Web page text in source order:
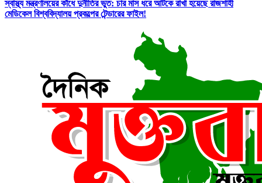
স্বাস্থ্য মন্ত্রণালয়ের কাঁধে দুর্নীতির ভুত: চার মাস ধরে আটকে রাখা হয়েছে রাজশাহী
মেডিকেল বিশ্ববিদ্যালয় প্রকল্পের টেন্ডারের ফাইল!